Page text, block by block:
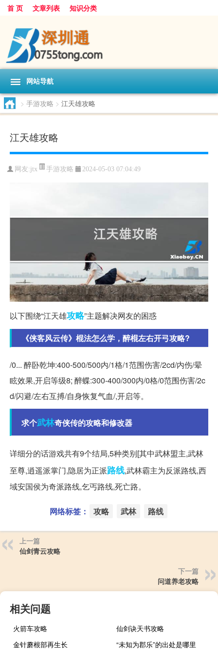
首 页 文章列表 知识分类
网站导航
> 手游攻略 > 江天雄攻略
江天雄攻略
网友:jtx 手游攻略 2024-05-03 07:04:49
以下围绕“江天雄攻略”主题解决网友的困惑
《侠客风云传》棍法怎么学，醉棍左右开弓攻略?
/0... 醉卧乾坤:400-500/500内/1格/1范围伤害/2cd/内伤/晕
眩效果,开启等级8; 醉蝶:300-400/300内/0格/0范围伤害/2c
d/闪避/左右互搏/自身恢复气血/,开启等。
求个武林奇侠传的攻略和修改器
详细分的话游戏共有9个结局,5种类别[其中武林盟主,武林
至尊,逍遥派掌门,隐居为正派路线,武林霸主为反派路线,西
域安国侯为奇派路线,乞丐路线,死亡路。
网络标签： 攻略 武林 路线
上一篇
仙剑青云攻略
下一篇
问道养老攻略
相关问题
火箭车攻略
仙剑诀天书攻略
金针蘑根部再生长
“未知为郡乐”的出处是哪里